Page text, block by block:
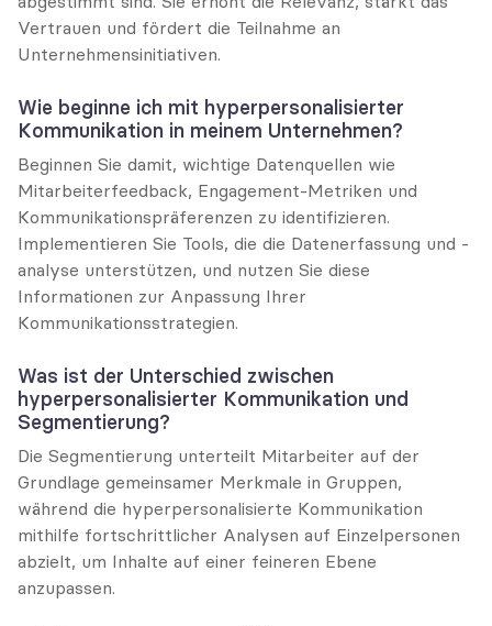
Vertrauen und fördert die Teilnahme an
Unternehmensinitiativen.
Wie beginne ich mit hyperpersonalisierter
Kommunikation in meinem Unternehmen?
Beginnen Sie damit, wichtige Datenquellen wie
Mitarbeiterfeedback, Engagement-Metriken und
Kommunikationspräferenzen zu identifizieren.
Implementieren Sie Tools, die die Datenerfassung und -
analyse unterstützen, und nutzen Sie diese
Informationen zur Anpassung Ihrer
Kommunikationsstrategien.
Was ist der Unterschied zwischen
hyperpersonalisierter Kommunikation und
Segmentierung?
Die Segmentierung unterteilt Mitarbeiter auf der
Grundlage gemeinsamer Merkmale in Gruppen,
während die hyperpersonalisierte Kommunikation
mithilfe fortschrittlicher Analysen auf Einzelpersonen
abzielt, um Inhalte auf einer feineren Ebene
anzupassen.